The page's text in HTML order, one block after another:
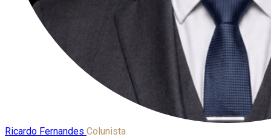
Ricardo Fernandes Colunista